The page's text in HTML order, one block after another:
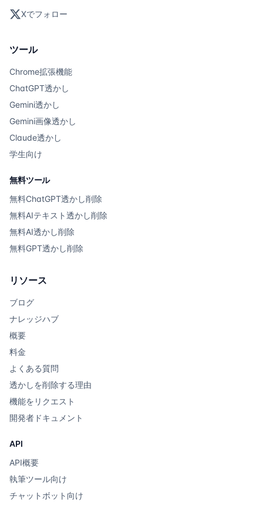
Xでフォロー
ツール
Chrome拡張機能
ChatGPT透かし
Gemini透かし
Gemini画像透かし
Claude透かし
学生向け
無料ツール
無料ChatGPT透かし削除
無料AIテキスト透かし削除
無料AI透かし削除
無料GPT透かし削除
リソース
ブログ
ナレッジハブ
概要
料金
よくある質問
透かしを削除する理由
機能をリクエスト
開発者ドキュメント
API
API概要
執筆ツール向け
チャットボット向け